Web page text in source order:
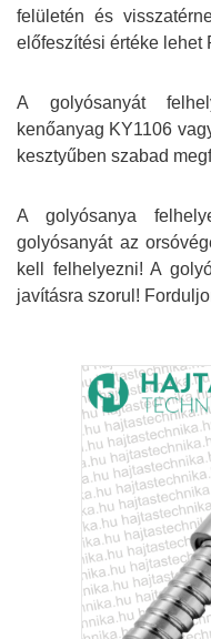
felületén és
előfeszítési értéke lehet
A golyósanyát
kenőanyag KY1106
kesztyűben szabad
A golyósanya
golyósanyát az
kell felhelyezni!A
javításra szorul!